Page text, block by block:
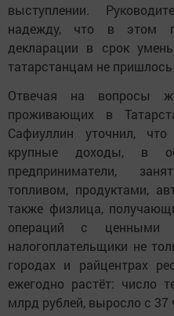
выступлении.
надежду, что в этом
декларации в срок
татарстанцам не
Отвечая на вопросы
проживающих в
Сафиуллин уточнил,
крупные доходы, в
предприниматели,
топливом, продуктами,
также физлица,
операций с ценными
налогоплательщики не
городах и райцентрах
ежегодно растёт: число
млрд рублей, выросло с 37